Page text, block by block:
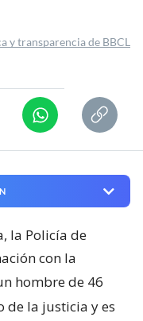
y transparencia de BBCL
la Policía de
con la
hombre de 46
de la justicia y es